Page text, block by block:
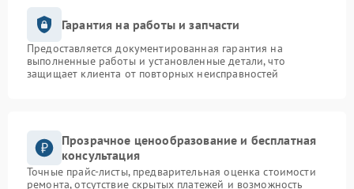
Гарантия на работы и запчасти
Предоставляется документированная гарантия на
выполненные работы и установленные детали, что
защищает клиента от повторных неисправностей
Прозрачное ценообразование и бесплатная
консультация
Точные прайс-листы, предварительная оценка стоимости
ремонта, отсутствие скрытых платежей и возможность